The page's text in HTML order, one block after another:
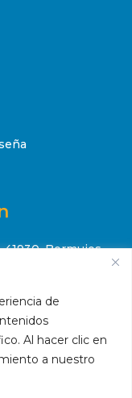
de
Al hacer clic en
a nuestro
41930, Bormujos